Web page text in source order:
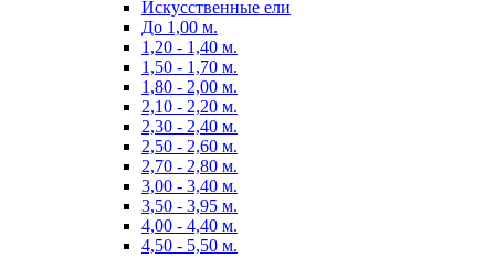
Искусственные ели
До 1,00 м.
1,20 - 1,40 м.
1,50 - 1,70 м.
1,80 - 2,00 м.
2,10 - 2,20 м.
2,30 - 2,40 м.
2,50 - 2,60 м.
2,70 - 2,80 м.
3,00 - 3,40 м.
3,50 - 3,95 м.
4,00 - 4,40 м.
4,50 - 5,50 м.